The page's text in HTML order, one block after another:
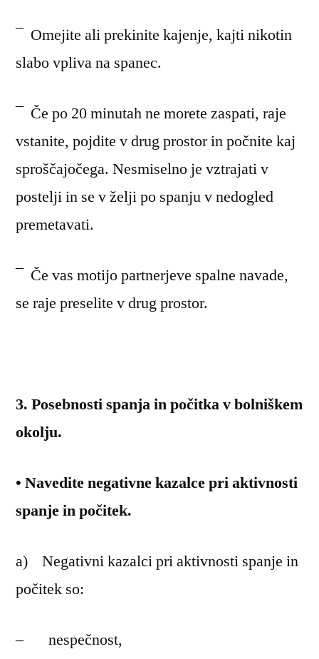
¯ Omejite ali prekinite kajenje, kajti nikotin
slabo vpliva na spanec.
¯ Če po 20 minutah ne morete zaspati, raje
vstanite, pojdite v drug prostor in počnite kaj
sproščajočega. Nesmiselno je vztrajati v
postelji in se v želji po spanju v nedogled
premetavati.
¯ Če vas motijo partnerjeve spalne navade,
se raje preselite v drug prostor.
3. Posebnosti spanja in počitka v bolniškem
okolju.
• Navedite negativne kazalce pri aktivnosti
spanje in počitek.
a) Negativni kazalci pri aktivnosti spanje in
počitek so:
– nespečnost,